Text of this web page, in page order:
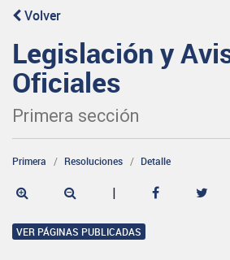
Volver
Legislación y
Oficiales
Primera sección
Primera Resoluciones Detalle
|
VER PÁGINAS PUBLICADAS